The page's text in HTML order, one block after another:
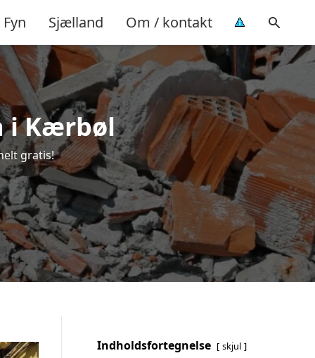
Fyn Sjælland Om / kontakt
i Kærbøl
gratis!
Indholdsfortegnelse skjul